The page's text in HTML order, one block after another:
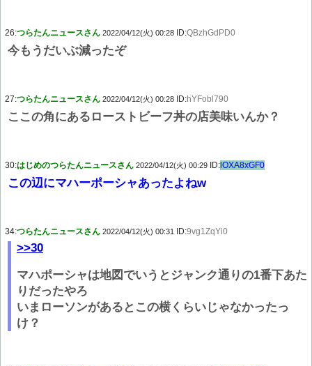
26:つらたんニュースさん 2022/04/12(火) 00:28 ID:QBzhGdPD0
今もうだいぶ減ったぞ
27:つらたんニュースさん 2022/04/12(火) 00:28 ID:hYFobl790
ここの角にあるローストビーフ丼の店美味いんか？
30:はじめのつらたんニュースさん 2022/04/12(火) 00:29 ID: lOXA8xGF0
この辺にマハーポーシャあったよねw
34:つらたんニュースさん 2022/04/12(火) 00:31 ID:9vg1ZqYi0
>>30
マハポーシャは地図でいうとジャンク通りの1番下あた
りだったやろ
いまローソンがあるとこの横くらいじゃなかったっ
け？